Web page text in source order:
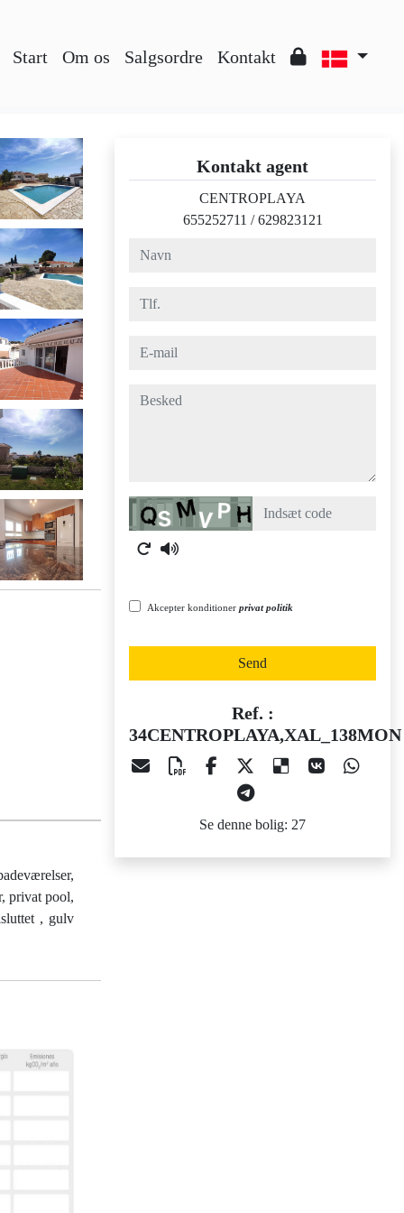
Start Om os Salgsordre Kontakt
privat pool,
, gulv
Kontakt agent
CENTROPLAYA
655252711 /629823121
navn
tlf.
e-mail
besked
Captcha
Akcepter konditioner privat politik
Send
Ref. :
34CENTROPLAYA,XAL_138MON
Se denne bolig: 27